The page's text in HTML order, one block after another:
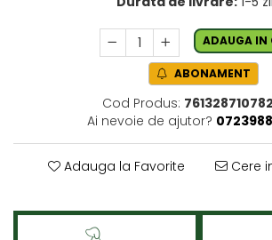
ADAUGA IN
ABONAMENT
Cod Produs:
Ai nevoie de ajutor?
Adauga la Favorite Cere